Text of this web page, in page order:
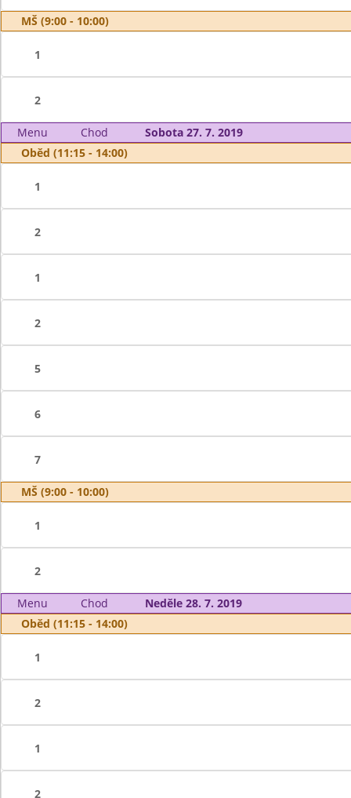
MŠ (9:00 - 10:00)
1
2
Menu Chod
Sobota 27. 7. 2019
Oběd (11:15 - 14:00)
1
2
1
2
5
6
7
MŠ (9:00 - 10:00)
1
2
Menu Chod
Neděle 28. 7. 2019
Oběd (11:15 - 14:00)
1
2
1
2